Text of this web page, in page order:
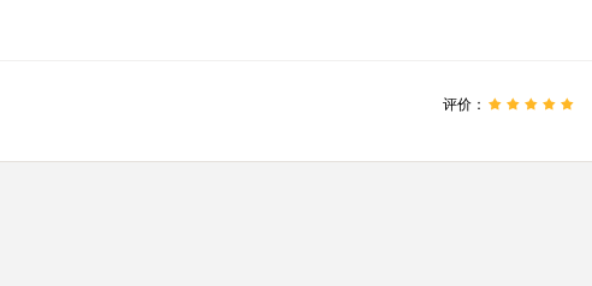
评价：